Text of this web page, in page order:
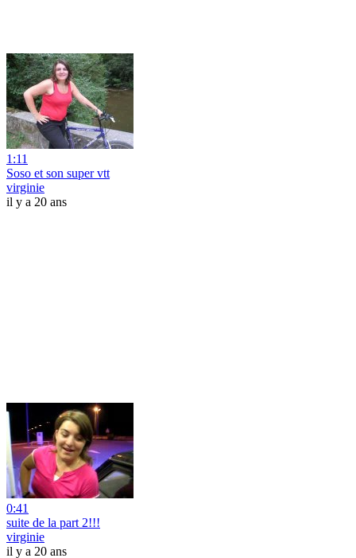
1:11
Soso et son super vtt
virginie
il y a 20 ans
0:41
suite de la part 2!!!
virginie
il y a 20 ans